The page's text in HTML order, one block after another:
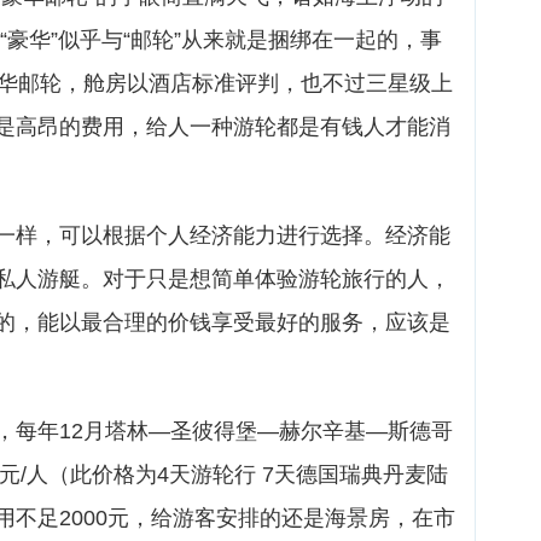
华”似乎与“邮轮”从来就是捆绑在一起的，事
邮轮，舱房以酒店标准评判，也不过三星级上
高昂的费用，给人一种游轮都是有钱人才能消
样，可以根据个人经济能力进行选择。经济能
人游艇。对于只是想简单体验游轮旅行的人，
，能以最合理的价钱享受最好的服务，应该是
每年12月塔林—圣彼得堡—赫尔辛基—斯德哥
/人（此价格为4天游轮行 7天德国瑞典丹麦陆
不足2000元，给游客安排的还是海景房，在市